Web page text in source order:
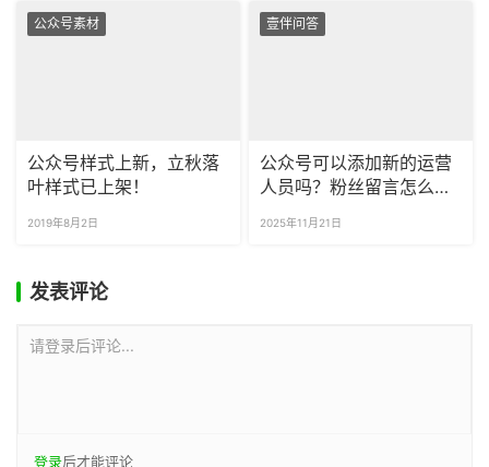
公众号素材
公众号样式上新，立秋落
叶样式已上架！
2019年8月2日
壹伴问答
公众号可以添加新的运营
人员吗？粉丝留言怎么批
2025年11月21日
发表评论
请登录后评论...
登录后才能评论